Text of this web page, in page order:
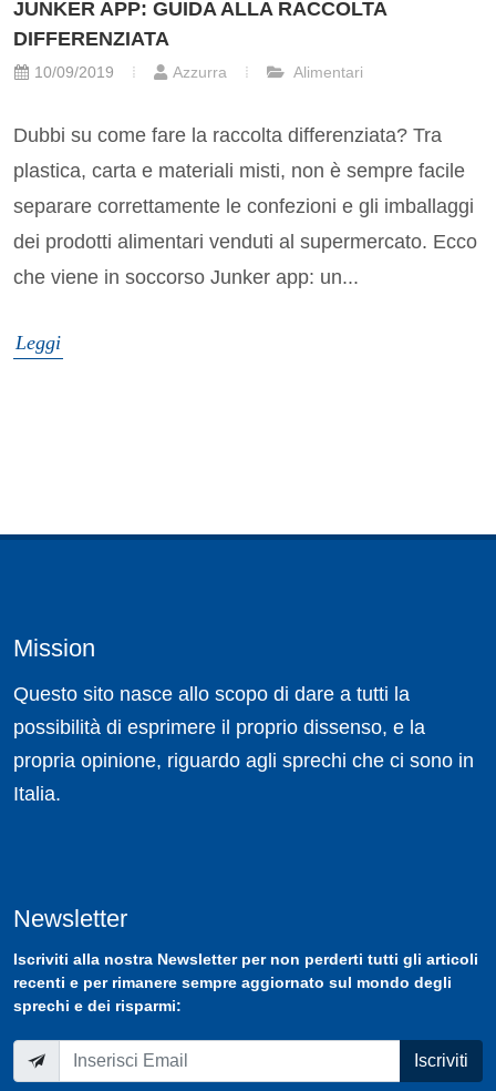
JUNKER APP: GUIDA ALLA RACCOLTA
DIFFERENZIATA
10/09/2019 Azzurra Alimentari
Dubbi su come fare la raccolta differenziata? Tra
plastica, carta e materiali misti, non è sempre facile
separare correttamente le confezioni e gli imballaggi
dei prodotti alimentari venduti al supermercato. Ecco
che viene in soccorso Junker app: un...
Leggi
Mission
Questo sito nasce allo scopo di dare a tutti la
possibilità di esprimere il proprio dissenso, e la
propria opinione, riguardo agli sprechi che ci sono in
Italia.
Newsletter
Iscriviti alla nostra Newsletterper non perderti tutti gli articoli
recenti e per rimanere sempre aggiornato sul mondo degli
sprechi e dei risparmi:
Iscriviti